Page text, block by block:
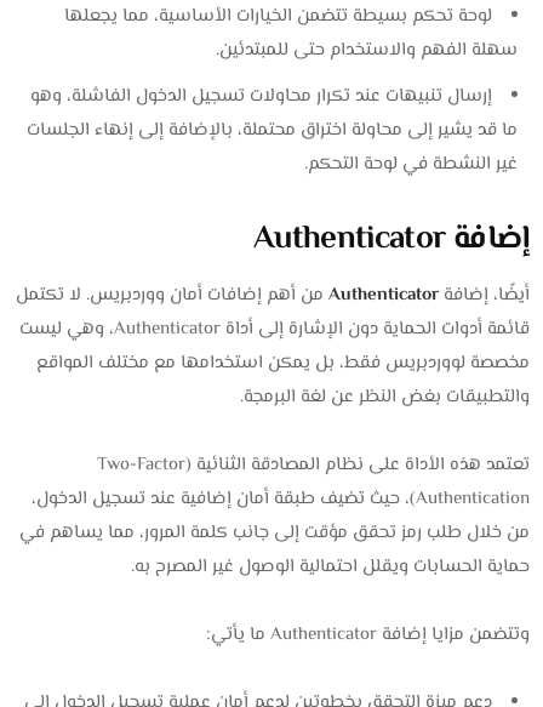
لوحة تحكم بسيطة تتضمن الخيارات الأساسية، مما يجعلها
سهلة الفهم والاستخدام حتى للمبتدئين.
إرسال تنبيهات عند تكرار محاولات تسجيل الدخول الفاشلة، وهو
ما قد يشير إلى محاولة اختراق محتملة، بالإضافة إلى إنهاء الجلسات
غير النشطة في لوحة التحكم.
إضافة Authenticator
أيضًا، إضافةAuthenticator من أهم إضافات أمان ووردبريس. لا تكتمل
قائمة أدوات الحماية دون الإشارة إلى أداة Authenticator، وهي ليست
مخصصة لووردبريس فقط، بل يمكن استخدامها مع مختلف المواقع
والتطبيقات بغض النظر عن لغة البرمجة.
تعتمد هذه الأداة على نظام المصادقة الثنائية (Two-Factor
Authentication)، حيث تضيف طبقة أمان إضافية عند تسجيل الدخول،
من خلال طلب رمز تحقق مؤقت إلى جانب كلمة المرور، مما يساهم في
حماية الحسابات ويقلل احتمالية الوصول غير المصرح به.
وتتضمن مزايا إضافة Authenticator ما يأتي: